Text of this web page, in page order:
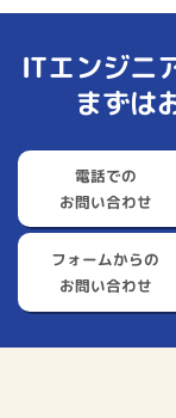
ITエンジニ
まずは
電話での
お問い合わせ
フォームからの
お問い合わせ